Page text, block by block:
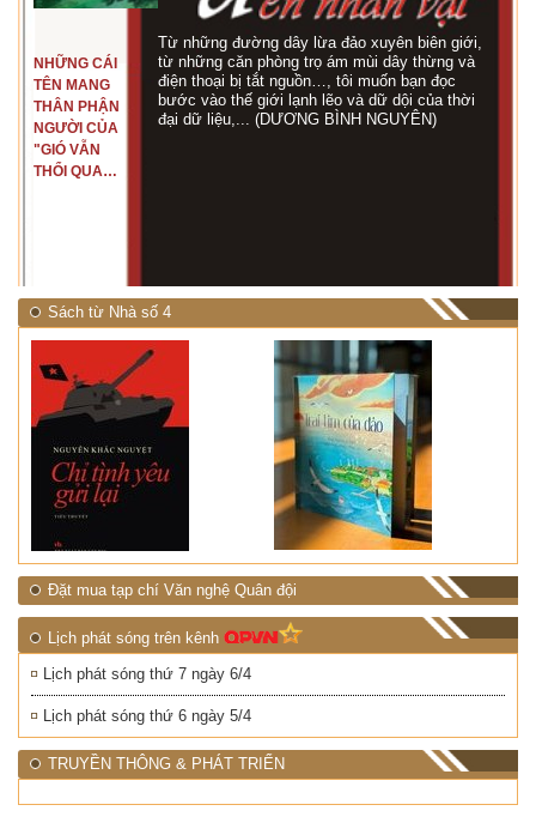
NHỮNG CÁI
TÊN MANG
THÂN PHẬN
NGƯỜI CỦA
"GIÓ VẪN
THỔI QUA
Từ những đường dây lừa đảo xuyên biên giới,
từ những căn phòng trọ ám mùi dây thừng và
điện thoại bị tắt nguồn…, tôi muốn bạn đọc
bước vào thế giới lạnh lẽo và dữ dội của thời
đại dữ liệu,... (DƯƠNG BÌNH NGUYÊN)
Sách từ Nhà số 4
Đặt mua tạp chí Văn nghệ Quân đội
Lịch phát sóng trên kênh
Lịch phát sóng thứ 7 ngày 6/4
Lịch phát sóng thứ 6 ngày 5/4
TRUYỀN THÔNG & PHÁT TRIỂN